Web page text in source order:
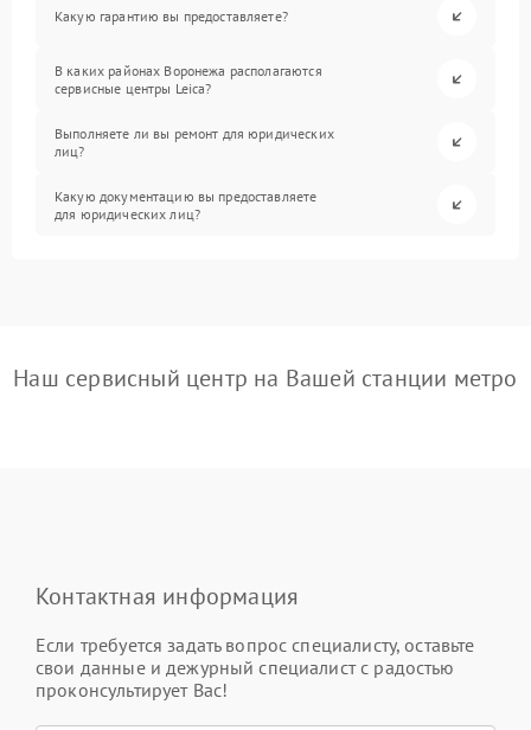
Какую гарантию вы предоставляете?
В каких районах Воронежа располагаются
сервисные центры Leica?
Выполняете ли вы ремонт для юридических
лиц?
Какую документацию вы предоставляете
для юридических лиц?
Наш сервисный центр на Вашей станции метро
Контактная информация
Если требуется задать вопрос специалисту, оставьте
свои данные и дежурный специалист с радостью
проконсультирует Вас!